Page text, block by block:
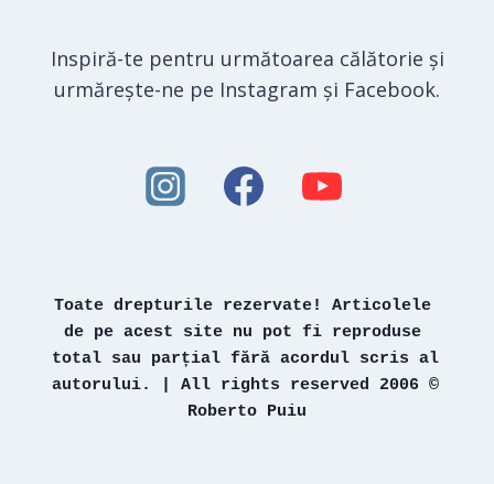
Inspiră-te pentru următoarea călătorie și
urmărește-ne pe Instagram și Facebook.
Toate drepturile rezervate! Articolele
de pe acest site nu pot fi reproduse
total sau parțial fără acordul scris al
autorului. | All rights reserved 2006 ©
Roberto Puiu